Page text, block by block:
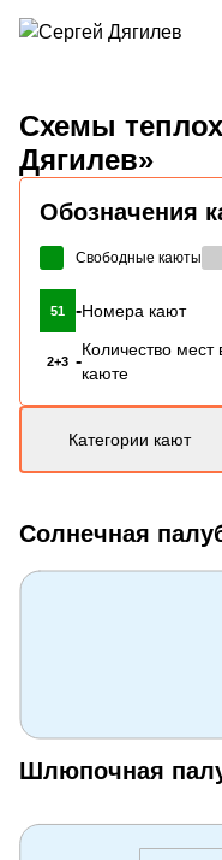
Схемы
Дягилев»
Обозначения
Свободные каюты
51 -Номера кают
2+3 -
Количество
каюте
Категории кают
Солнечная
Шлюпочная